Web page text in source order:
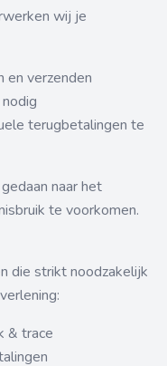
wij je
en verzenden
terugbetalingen te
naar het
te voorkomen.
die strikt noodzakelijk
& trace